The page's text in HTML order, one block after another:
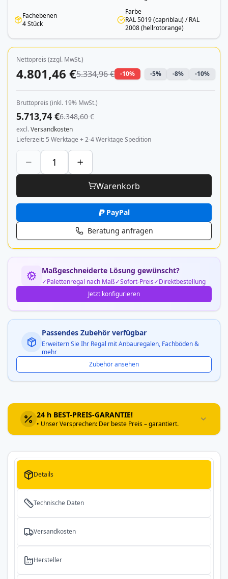
Fachebenen
4 Stück
Farbe
RAL 5019 (capriblau) / RAL
2008 (hellrotorange)
Nettopreis (zzgl. MwSt.)
4.801,46 €5.334,96 € -10% -5% -8% -10%
Bruttopreis (inkl. 19% MwSt.)
5.713,74 €6.348,60 €
excl.Versandkosten
Lieferzeit 5 Werktage + 2-4 Werktage Spedition
Warenkorb
PayPal
Beratung anfragen
Maßgeschneiderte Lösung gewünscht?
Palettenregal nach Maß Sofort-Preis
Direktbestellung
Jetzt konfigurieren
Passendes Zubehör verfügbar
Erweitern Sie Ihr Regal mit Anbauregalen, Fachböden &
mehr
Zubehör ansehen
24 h BEST-PREIS-GARANTIE!
• Unser Versprechen: Der beste Preis – garantiert.
Details
Technische Daten
Versandkosten
Hersteller